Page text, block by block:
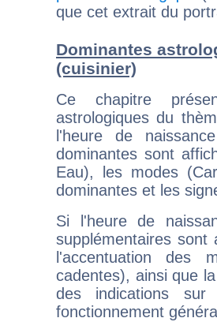
que cet extrait du
Dominantes
(cuisinier)
Ce chapitre
astrologiques du
l'heure de
dominantes sont
Eau), les modes
dominantes et les
Si l'heure de
supplémentaires sont
l'accentuation des
cadentes), ainsi que
des indications sur
fonctionnement